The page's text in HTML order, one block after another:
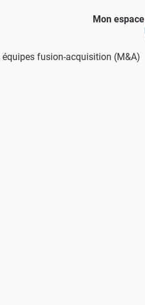
Mon espace
équipes fusion-acquisition (M&A)